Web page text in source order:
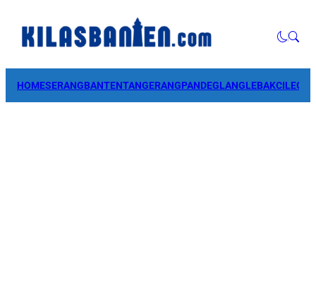
HOMESERANGBANTENTANGERANGPANDEGLANGLEBAK